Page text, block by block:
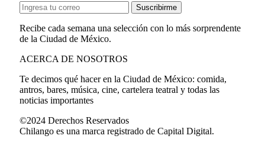
Suscribirme
Recibe cada semana una selección con lo más sorprendente
de la Ciudad de México.
ACERCA DE NOSOTROS
Te decimos qué hacer en la Ciudad de México: comida,
antros, bares, música, cine, cartelera teatral y todas las
noticias importantes
©2024 Derechos Reservados
Chilango es una marca registrado de Capital Digital.